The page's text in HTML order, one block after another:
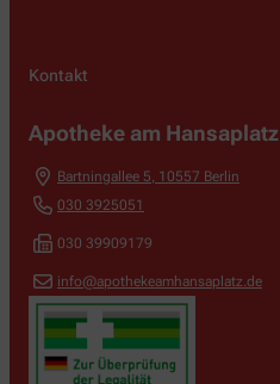
Kontakt
Apotheke am Hansaplatz
Bartningallee 5, 10557 Berlin
030 3925051
030 39909179
info@apothekeamhansaplatz.de